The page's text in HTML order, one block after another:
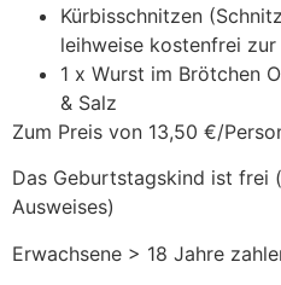
Kürbisschnitzen
leihweise kostenfrei
1 x Wurst im Brötchen
& Salz
Zum Preis von 13,50 €/
Das Geburtstagskind ist frei
Ausweises)
Erwachsene > 18 Jahre